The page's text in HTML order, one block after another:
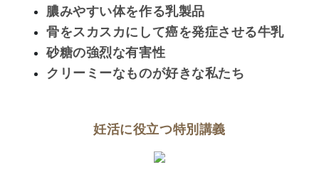
膿みやすい体を作る乳製品
骨をスカスカにして癌を発症させる牛乳
砂糖の強烈な有害性
クリーミーなものが好きな私たち
妊活に役立つ特別講義